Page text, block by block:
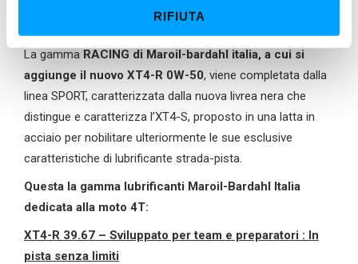
RIFIUTA
La gamma RACING di Maroil-bardahl italia, a cui si
aggiunge il nuovo XT4-R 0W-50, viene completata dalla
linea SPORT, caratterizzata dalla nuova livrea nera che
distingue e caratterizza l’XT4-S, proposto in una latta in
acciaio per nobilitare ulteriormente le sue esclusive
caratteristiche di lubrificante strada-pista.
Questa la gamma lubrificanti Maroil-Bardahl Italia
dedicata alla moto 4T:
XT4-R 39.67 – Sviluppato per team e preparatori : In
pista senza limiti